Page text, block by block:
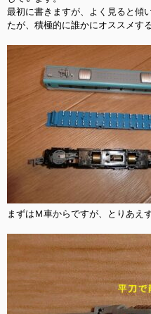
最初に書きますが、よく見ると傾
たが、積極的に誰かにオススメす
まずはＭ車からですが、とりあえ